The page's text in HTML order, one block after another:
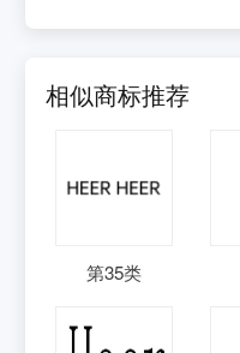
相似商标推荐
第35类